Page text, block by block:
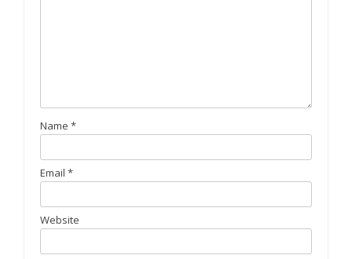
Name *
Email *
Website